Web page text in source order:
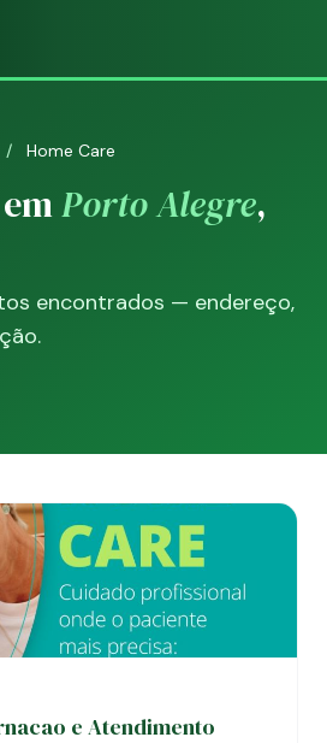
/ Home Care
Porto Alegre,
encontrados — endereço,
e Atendimento